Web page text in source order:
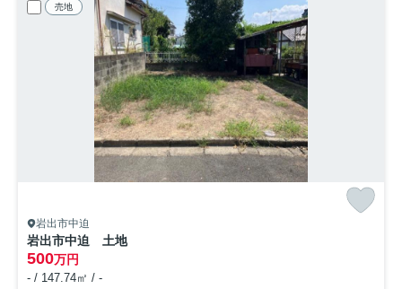
売地
岩出市中迫
岩出市中迫 土地
500万円
- / 147.74㎡ / -